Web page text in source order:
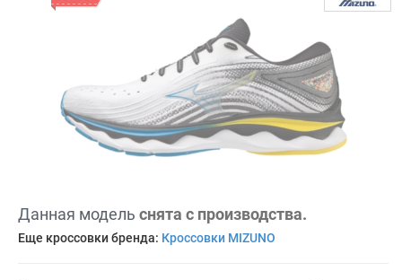
Данная модель снята с производства.
Еще кроссовки бренда: Кроссовки MIZUNO